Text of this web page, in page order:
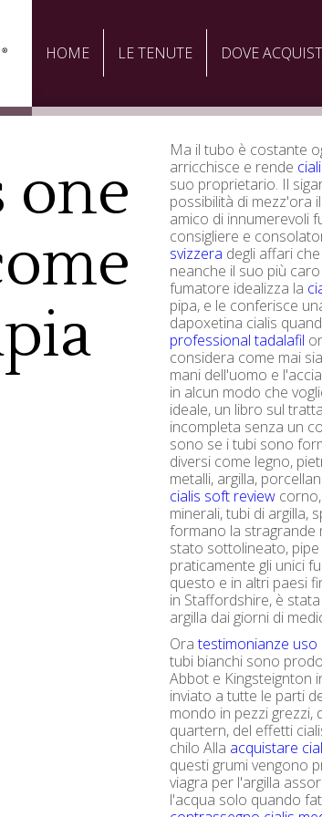
HOME LE TENUTE DOVE
one
Ma il tubo è costante
arricchisce e rende
suo proprietario. Il
possibilità di mezz'ora
amico di innumerevoli
consigliere e
svizzera degli affari
neanche il suo più
fumatore idealizza la
pipa, e le conferisce
dapoxetina cialis
professional tadalafil
considera come mai
mani dell'uomo e
in alcun modo che
ideale, un libro sul
incompleta senza un
sono se i tubi sono
diversi come legno,
metalli, argilla,
cialis soft review
minerali, tubi di argilla,
formano la stragrande
stato sottolineato,
praticamente gli unici
questo e in altri paesi
in Staffordshire, è
argilla dai giorni di
Oratestimonianze uso
tubi bianchi sono
Abbot e Kingsteignton
inviato a tutte le parti
mondo in pezzi grezzi,
quartern, del effetti
chilo Alla acquistare
questi grumi vengono
viagra per l'argilla
l'acqua solo quando